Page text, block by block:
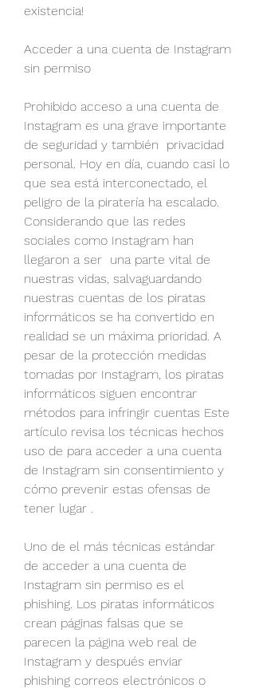
existencia!
Acceder a una cuenta de Instagram
sin permiso
Prohibido acceso a una cuenta de
Instagram es una grave importante
de seguridad y también  privacidad
personal. Hoy en día, cuando casi lo
que sea está interconectado, el
peligro de la piratería ha escalado.
Considerando que las redes
sociales como Instagram han
llegaron a ser  una parte vital de
nuestras vidas, salvaguardando
nuestras cuentas de los piratas
informáticos se ha convertido en
realidad se un máxima prioridad. A
pesar de la protección medidas
tomadas por Instagram, los piratas
informáticos siguen encontrar
métodos para infringir cuentas Este
artículo revisa los técnicas hechos
uso de para acceder a una cuenta
de Instagram sin consentimiento y
cómo prevenir estas ofensas de
tener lugar .
Uno de el más técnicas estándar
de acceder a una cuenta de
Instagram sin permiso es el
phishing. Los piratas informáticos
crean páginas falsas que se
parecen la página web real de
Instagram y después enviar
phishing correos electrónicos o